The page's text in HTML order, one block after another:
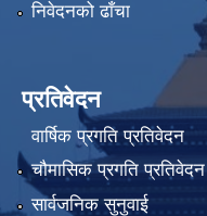
निवेदनको ढाँचा
प्रतिवेदन
वार्षिक प्रगति प्रतिवेदन
चौमासिक प्रगति प्रतिवेदन
सार्वजनिक सुनुवाई